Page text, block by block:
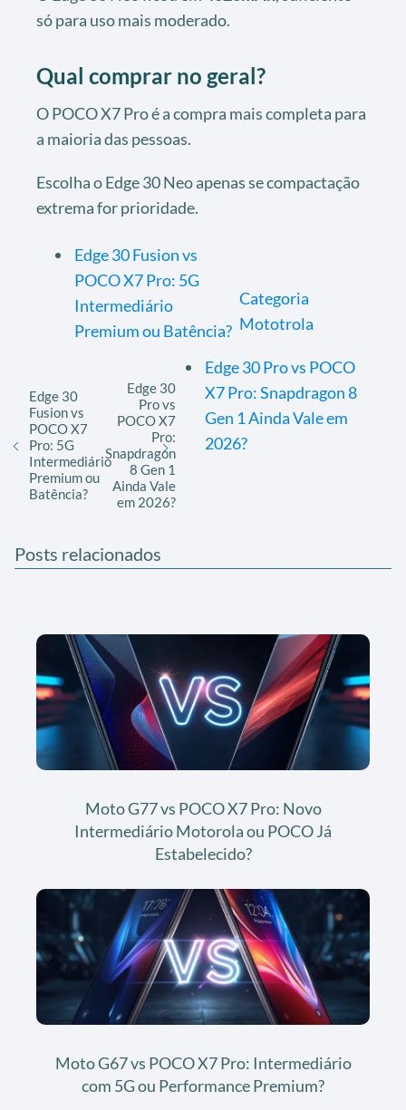
só para uso mais moderado.
Qual comprar no geral?
O POCO X7 Pro é a compra mais completa para
a maioria das pessoas.
Escolha o Edge 30 Neo apenas se compactação
extrema for prioridade.
Edge 30 Fusion vs
POCO X7 Pro: 5G
Intermediário
Premium ou Batência?
Edge 30 Pro vs POCO
X7 Pro: Snapdragon 8
Gen 1 Ainda Vale em
2026?
Categoria
Mototrola
Edge 30
Fusion vs
POCO X7
Pro: 5G
Intermediário
Premium ou
Batência?
Edge 30
Pro vs
POCO X7
Pro:
Snapdragon
8 Gen 1
Ainda Vale
em 2026?
Posts relacionados
Moto G77 vs POCO X7 Pro: Novo
Intermediário Motorola ou POCO Já
Estabelecido?
Moto G67 vs POCO X7 Pro: Intermediário
com 5G ou Performance Premium?